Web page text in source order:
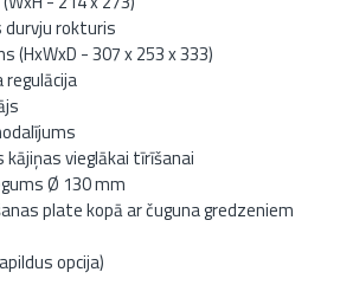
durvju rokturis
(HxWxD - 307 x 253 x 333)
vieglākai tīrīšanai
Ø 130 mm
plate kopā ar čuguna gredzeniem
opcija)